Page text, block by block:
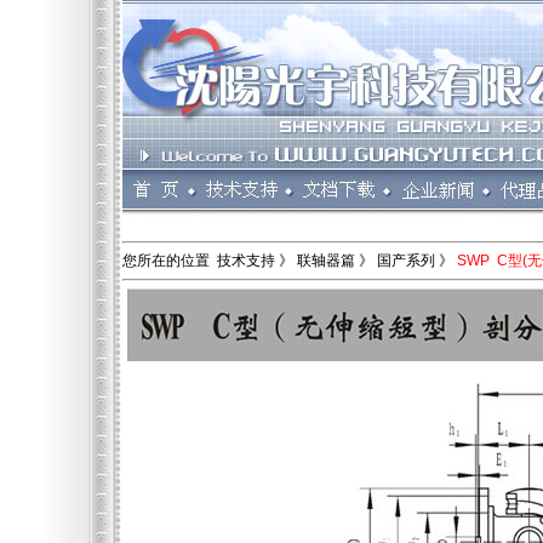
您所在的位置 技术支持 》 联轴器篇 》 国产系列 》 SWP C型(